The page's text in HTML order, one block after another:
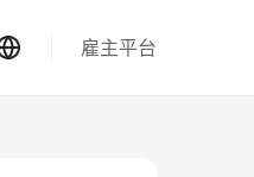
雇主平台